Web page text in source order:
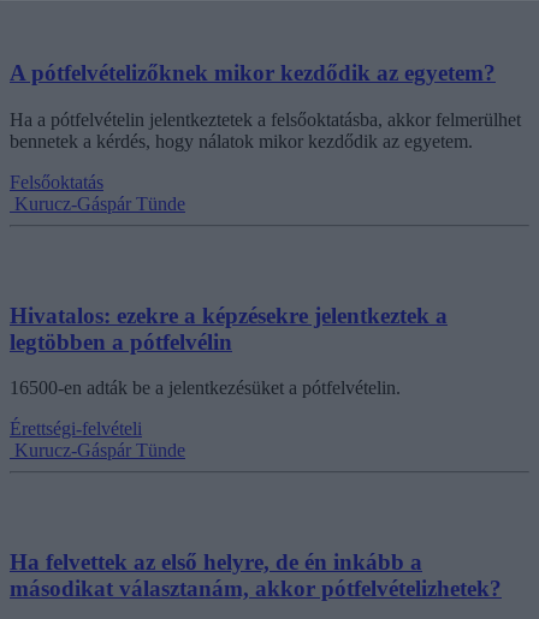
A pótfelvételizőknek mikor kezdődik az egyetem?
Ha a pótfelvételin jelentkeztetek a felsőoktatásba, akkor felmerülhet
bennetek a kérdés, hogy nálatok mikor kezdődik az egyetem.
Felsőoktatás
Kurucz-Gáspár Tünde
Hivatalos: ezekre a képzésekre jelentkeztek a
legtöbben a pótfelvélin
16500-en adták be a jelentkezésüket a pótfelvételin.
Érettségi-felvételi
Kurucz-Gáspár Tünde
Ha felvettek az első helyre, de én inkább a
másodikat választanám, akkor pótfelvételizhetek?